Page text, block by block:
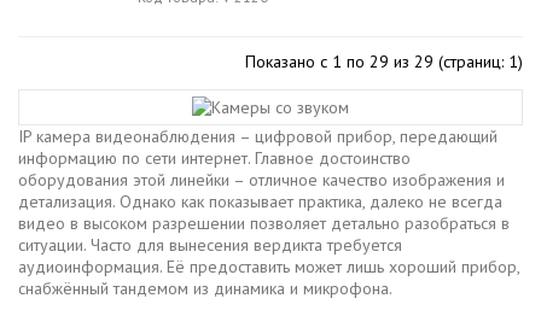
Показано с 1 по 29 из 29 (страниц: 1)
IP камера видеонаблюдения – цифровой прибор, передающий
информацию по сети интернет. Главное достоинство
оборудования этой линейки – отличное качество изображения и
детализация. Однако как показывает практика, далеко не всегда
видео в высоком разрешении позволяет детально разобраться в
ситуации. Часто для вынесения вердикта требуется
аудиоинформация. Её предоставить может лишь хороший прибор,
снабжённый тандемом из динамика и микрофона.